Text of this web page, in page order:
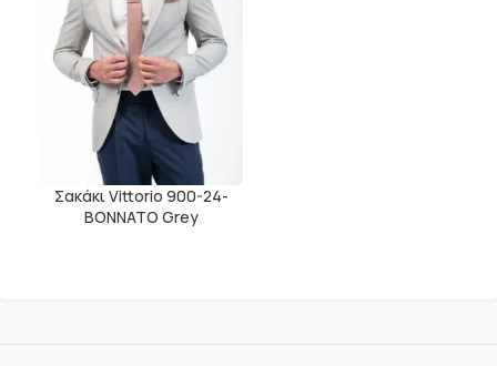
Σακάκι Vittorio 900-24-
BONNATO Grey